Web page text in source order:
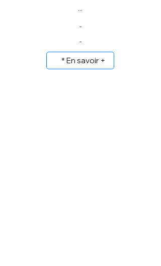
...
-
-
* En savoir +